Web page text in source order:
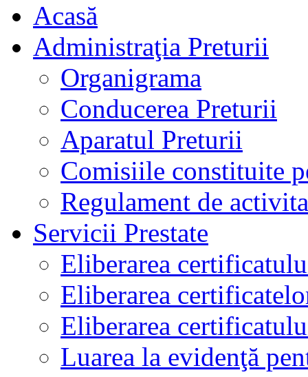
Acasă
Administraţia Preturii
Organigrama
Conducerea Preturii
Aparatul Preturii
Comisiile constituite
Regulament de
Servicii Prestate
Eliberarea
Eliberarea
Eliberarea
Luarea la evidenţă